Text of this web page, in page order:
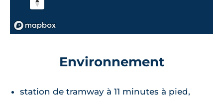
Environnement
station de tramway à 11 minutes à pied,